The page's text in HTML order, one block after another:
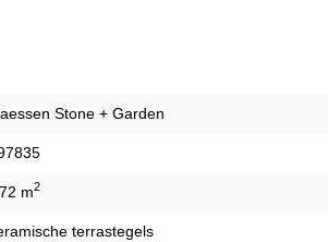
Stone + Garden
m2
terrastegels